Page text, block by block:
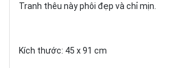
Tranh thêu này phôi đẹp và chỉ mịn.
Kích thước: 45 x 91 cm